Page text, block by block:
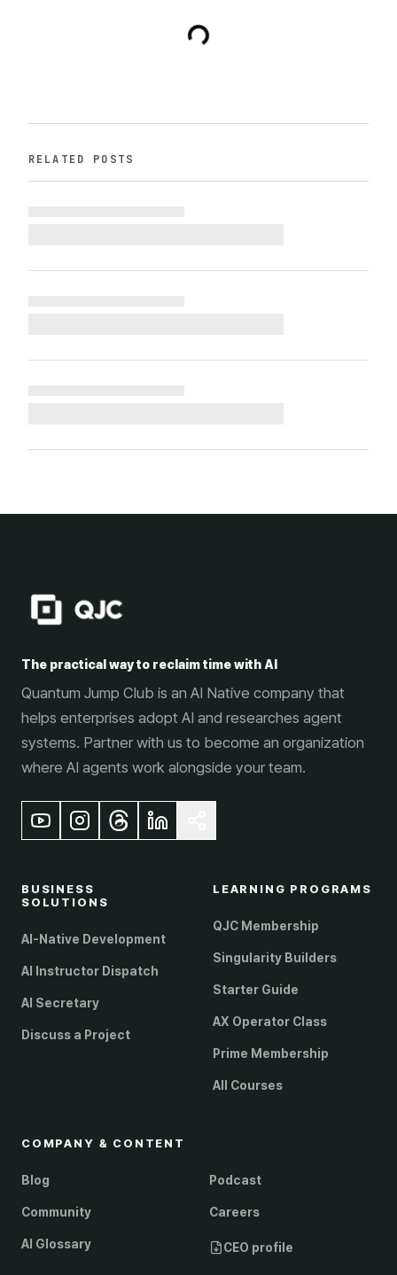
RELATED POSTS
The practical way to reclaim time with AI
Quantum Jump Club is an AI Native company that
helps enterprises adopt AI and researches agent
systems. Partner with us to become an organization
where AI agents work alongside your team.
BUSINESS
SOLUTIONS
AI-Native Development
AI Instructor Dispatch
AI Secretary
Discuss a Project
LEARNING PROGRAMS
QJC Membership
Singularity Builders
Starter Guide
AX Operator Class
Prime Membership
All Courses
COMPANY & CONTENT
Blog Podcast
Community Careers
AI Glossary CEO profile